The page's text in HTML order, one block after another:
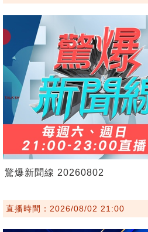
驚爆新聞線 20260802
直播時間：2026/08/02 21:00